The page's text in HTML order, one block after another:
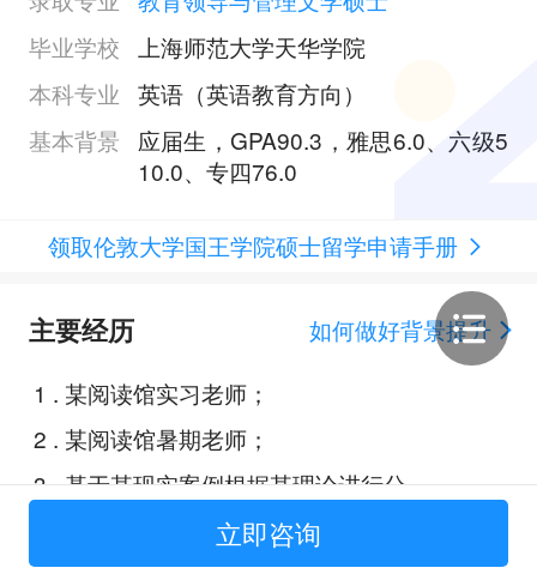
毕业学校
上海师范大学天华学院
本科专业 英语（英语教育方向）
基本背景
应届生，GPA90.3，雅思6.0、六级5
10.0、专四76.0
领取伦敦大学国王学院硕士留学申请手册
主要经历
如何做好背景提升
1 . 某阅读馆实习老师；
2 . 某阅读馆暑期老师；
3.基于某现实案例根据某理论进行分
立即咨询